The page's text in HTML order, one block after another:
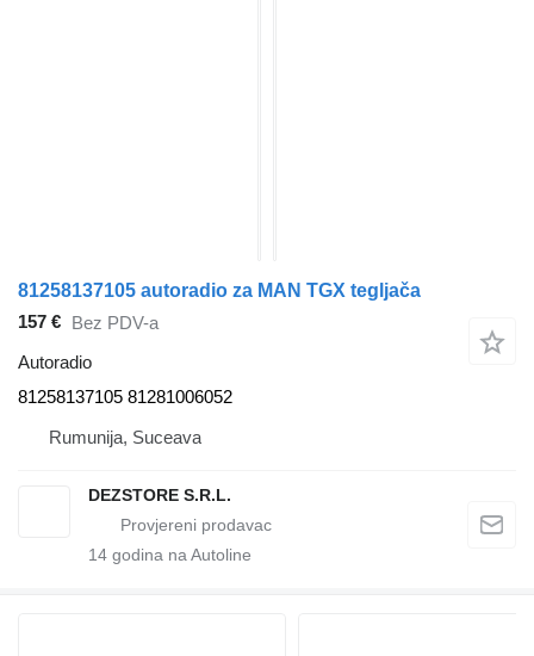
81258137105 autoradio za MAN TGX tegljača
157 € Bez PDV-a
Autoradio
81258137105 81281006052
Rumunija, Suceava
DEZSTORE S.R.L.
14 godina na Autoline